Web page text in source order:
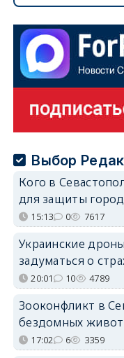
Выбор
Кого в
для защиты
15:13 0 7617
Украинские
задуматься о
20:01 10 4789
Зооконфликт в
бездомных
17:02 6 3359